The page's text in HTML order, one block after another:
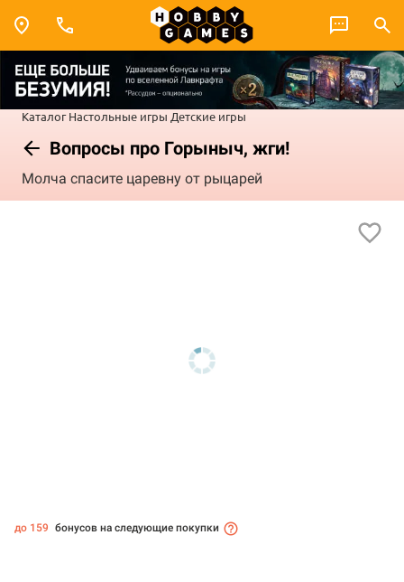
Каталог Настольные игры Детские игры
Вопросы про Горыныч, жги!
Молча спасите царевну от рыцарей
до 159 бонусов на следующие покупки